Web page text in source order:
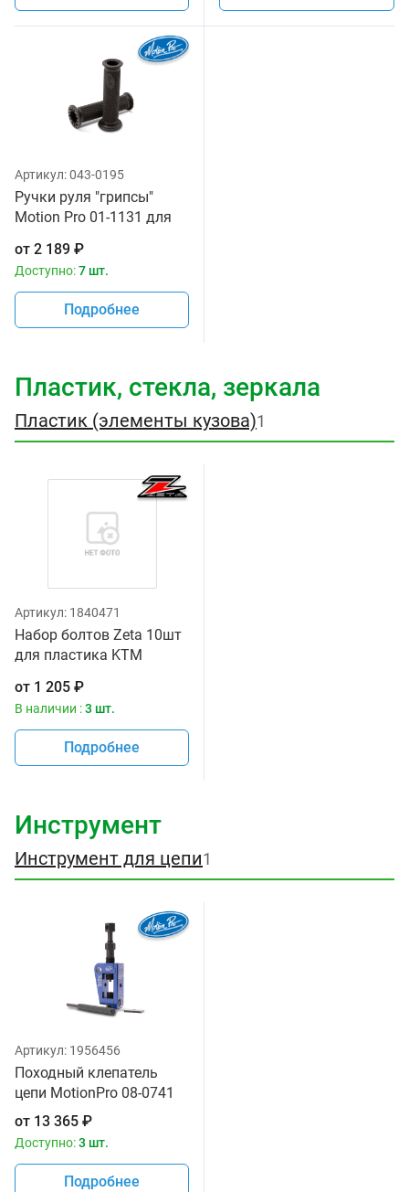
Артикул:043-0195
Ручки руля "грипсы"
Motion Pro 01-1131 для
мотоциклов
от 2 189 ₽
Доступно:7 шт.
Подробнее
Пластик, стекла, зеркала
Пластик (элементы кузова)1
Артикул: 1840471
Набор болтов Zeta 10шт
для пластика KTM
от 1 205 ₽
В наличии :3 шт.
Подробнее
Инструмент
Инструмент для цепи1
Артикул: 1956456
Походный клепатель
цепи MotionPro 08-0741
от 13 365 ₽
Доступно:3 шт.
Подробнее